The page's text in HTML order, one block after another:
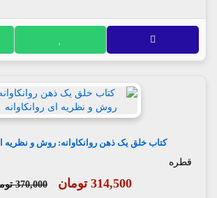
کتاب خلق یک ذهن روانکاوانه: روش و نظریه
قطره
314,500 تومان 370,000 تومان